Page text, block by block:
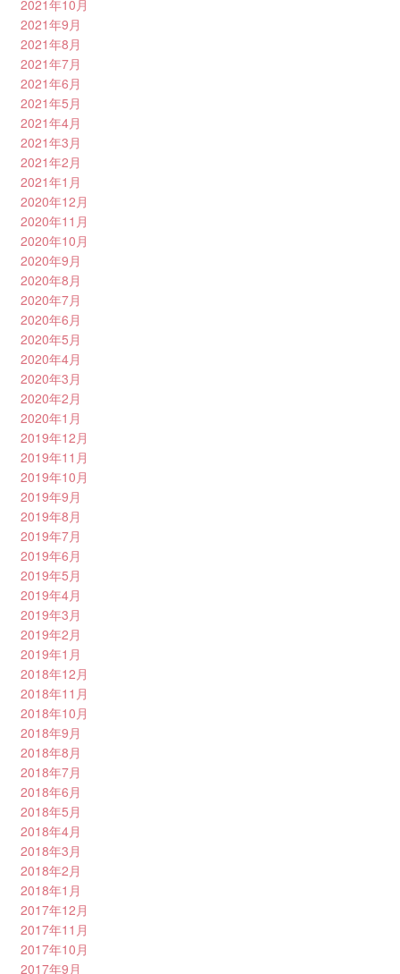
2021年10月
2021年9月
2021年8月
2021年7月
2021年6月
2021年5月
2021年4月
2021年3月
2021年2月
2021年1月
2020年12月
2020年11月
2020年10月
2020年9月
2020年8月
2020年7月
2020年6月
2020年5月
2020年4月
2020年3月
2020年2月
2020年1月
2019年12月
2019年11月
2019年10月
2019年9月
2019年8月
2019年7月
2019年6月
2019年5月
2019年4月
2019年3月
2019年2月
2019年1月
2018年12月
2018年11月
2018年10月
2018年9月
2018年8月
2018年7月
2018年6月
2018年5月
2018年4月
2018年3月
2018年2月
2018年1月
2017年12月
2017年11月
2017年10月
2017年9月